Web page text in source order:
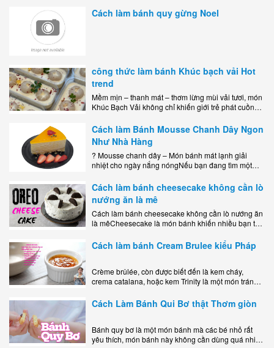
Cách làm bánh quy gừng Noel
công thức làm bánh Khúc bạch vải Hot
trend
Mềm mịn – thanh mát – thơm lừng mùi vải tươi, món
Khúc Bạch Vải không chỉ khiến giới trẻ phát cuồng
Cách làm Bánh Mousse Chanh Dây Ngon
Như Nhà Hàng
? Mousse chanh dây – Món bánh mát lạnh giải
nhiệt cho ngày nắng nóngNếu bạn đang tìm một
dễ..
Cách làm bánh cheesecake không cần lò
nướng ăn là mê
Cách làm bánh cheesecake không cần lò nướng ăn
là mêCheesecake là món bánh khiến nhiều bạn trẻ
kem..
Cách làm bánh Cream Brulee kiểu Pháp
Crème brûlée, còn được biết đến là kem cháy,
crema catalana, hoặc kem Trinity là một món tráng
lớp..
Cách Làm Bánh Qui Bơ thật Thơm giòn
Bánh quy bơ là một món bánh mà các bé nhỏ rất
yêu thích, món bánh này không cần dùng quá nhiều